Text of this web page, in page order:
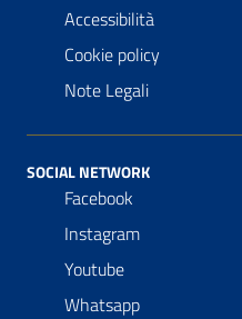
Accessibilità
Cookie policy
Note Legali
SOCIAL NETWORK
Facebook
Instagram
Youtube
Whatsapp